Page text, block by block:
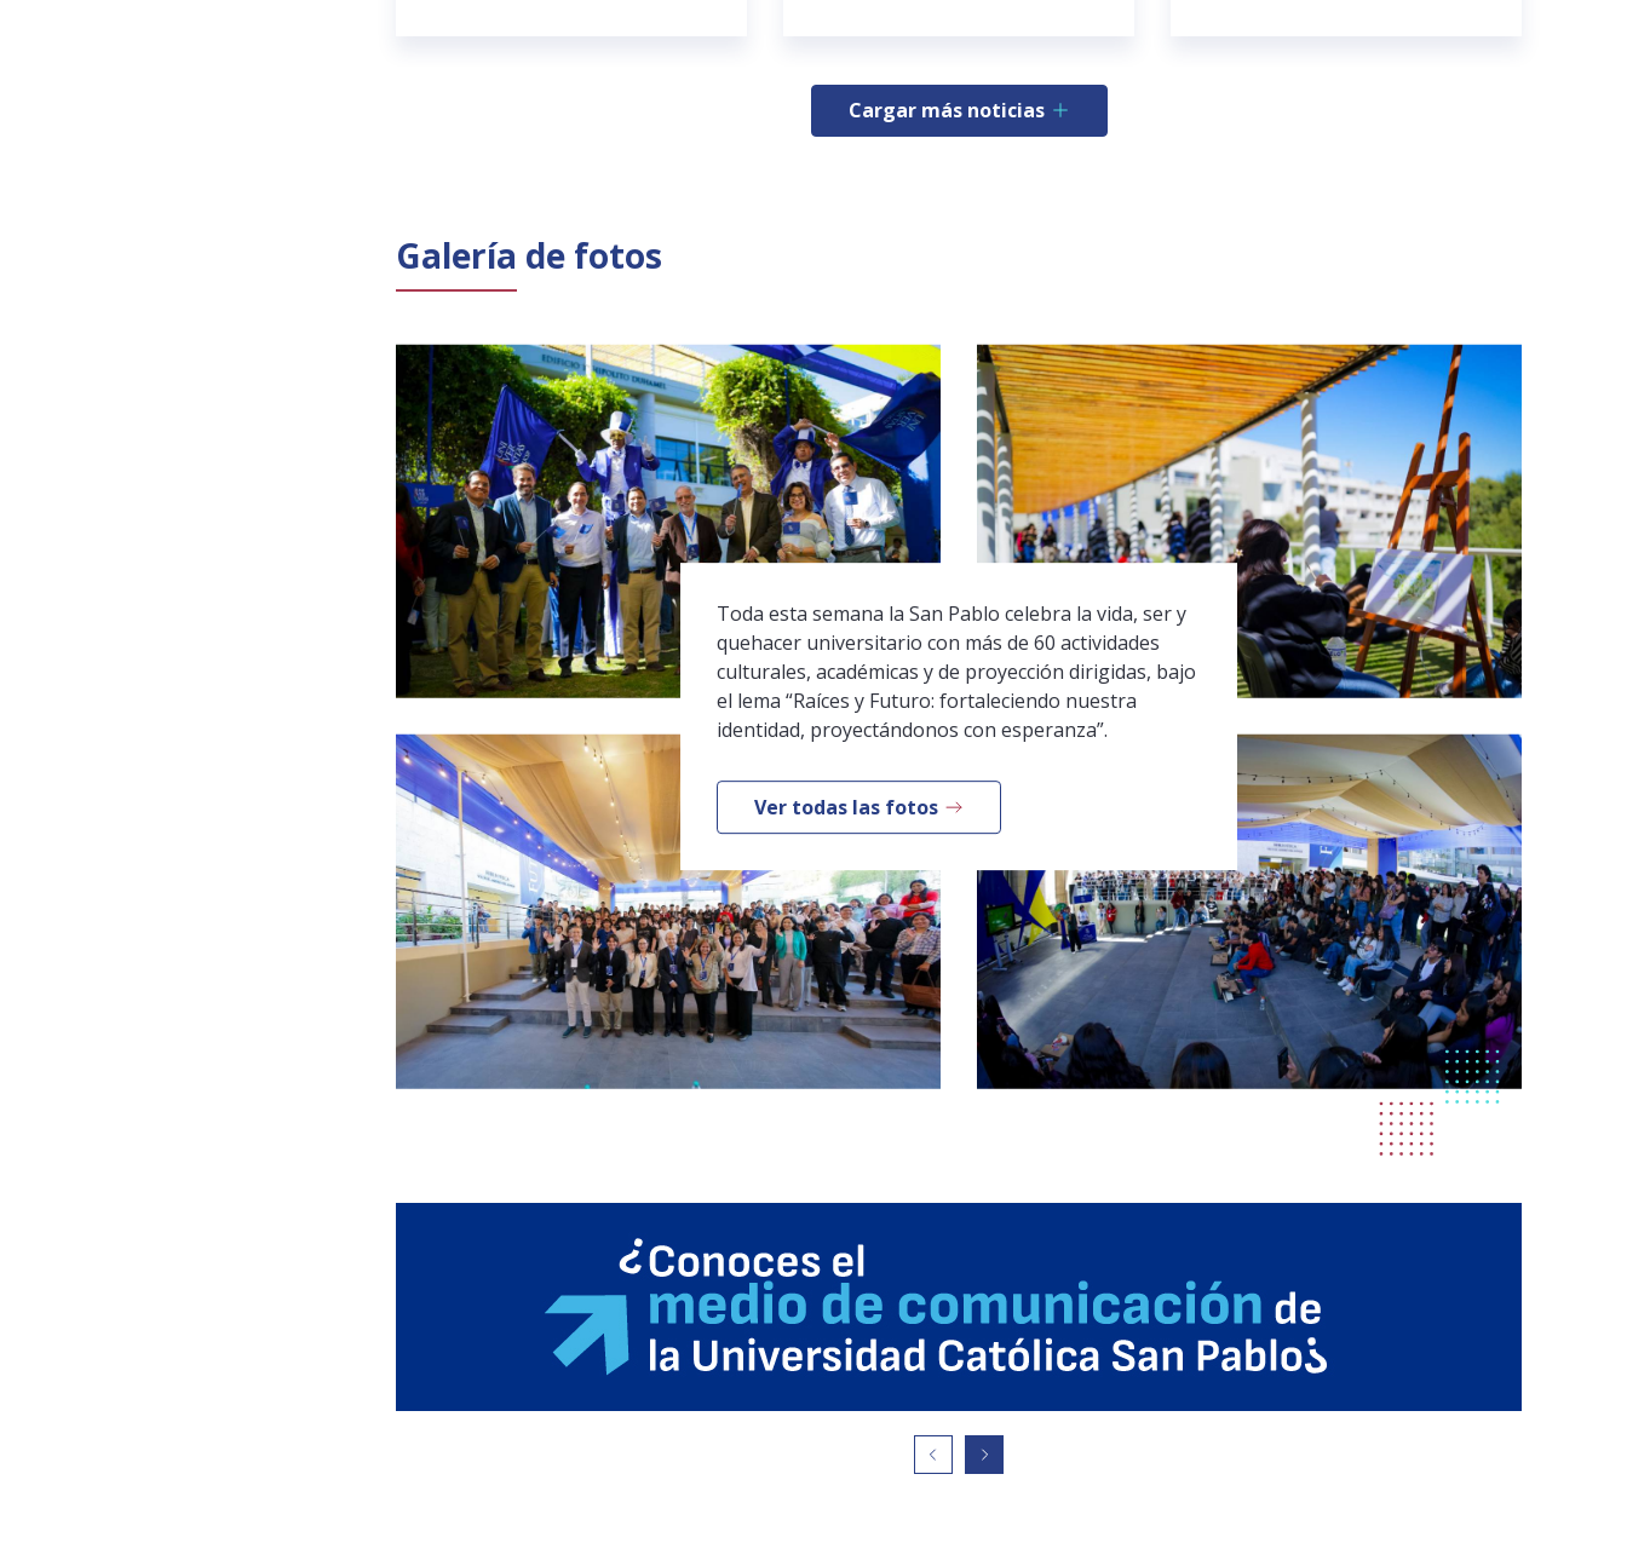
Cargar más noticias
Galería de fotos
Toda esta semana la San Pablo celebra la vida, ser y
quehacer universitario con más de 60 actividades
culturales, académicas y de proyección dirigidas, bajo
el lema “Raíces y Futuro: fortaleciendo nuestra
identidad, proyectándonos con esperanza”.
Ver todas las fotos